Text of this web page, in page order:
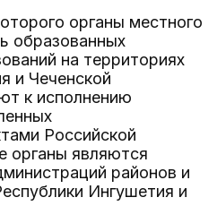
органы местного
образованных
на территориях
и Чеченской
к исполнению
Российской
органы являются
районов и
Ингушетия и